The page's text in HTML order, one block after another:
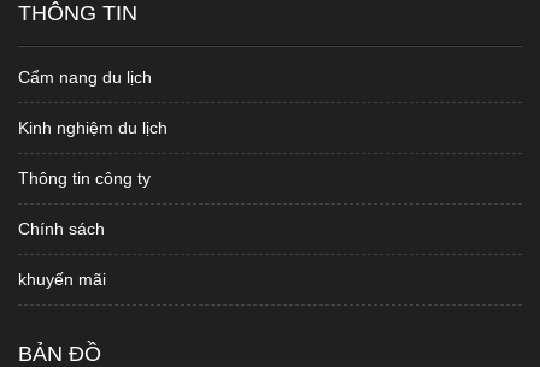
THÔNG TIN
Cẩm nang du lịch
Kinh nghiệm du lịch
Thông tin công ty
Chính sách
khuyến mãi
BẢN ĐỒ